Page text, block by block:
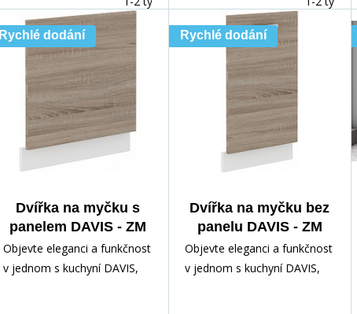
Rychlé dodání
Dvířka na myčku s
panelem DAVIS - ZM
570x596, Bílá/Dub
Sonoma Trufla
Objevte eleganci a funkčnost
v jednom s kuchyní DAVIS,
Rychlé dodání
Dvířka na myčku bez
panelu DAVIS - ZM
713x446, Bílá/Dub
Sonoma Trufla
Objevte eleganci a funkčnost
v jednom s kuchyní DAVIS,